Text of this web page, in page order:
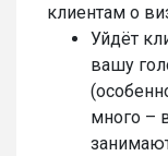
клиентам о
Уйдёт
вашу
много –